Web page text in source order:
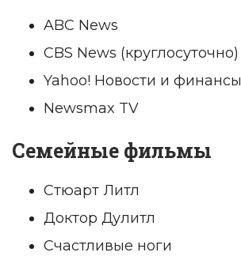
ABC News
CBS News (круглосуточно)
Yahoo! Новости и финансы
Newsmax TV
Семейные фильмы
Стюарт Литл
Доктор Дулитл
Счастливые ноги